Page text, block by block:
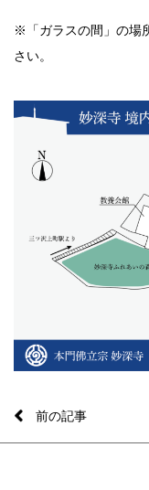
※「ガラスの間」の場
さい。
前の記事